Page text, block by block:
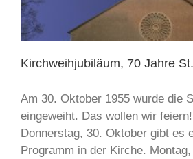
Kirchweihjubiläum, 70 Jahre
Am 30. Oktober 1955 wurde die
eingeweiht. Das wollen wir
Donnerstag, 30. Oktober gibt es
Programm in der Kirche.